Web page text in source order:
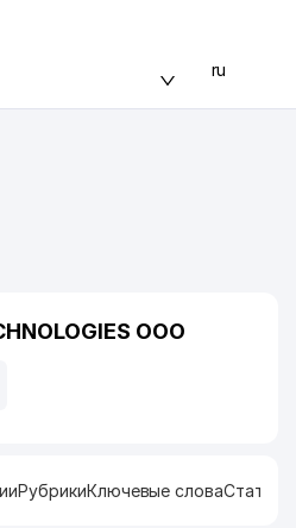
ru
ООО
РубрикиКлючевые слова